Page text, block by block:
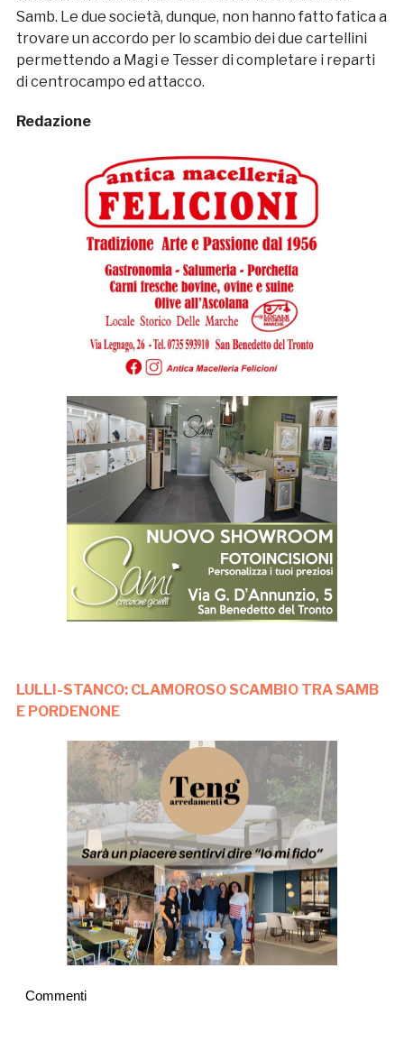
Samb. Le due società, dunque, non hanno fatto fatica a
trovare un accordo per lo scambio dei due cartellini
permettendo a Magi e Tesser di completare i reparti
di centrocampo ed attacco.
Redazione
LULLI-STANCO: CLAMOROSO SCAMBIO TRA SAMB
E PORDENONE
Commenti